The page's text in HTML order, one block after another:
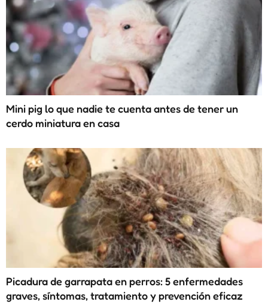
Mini pig lo que nadie te cuenta antes de tener un
cerdo miniatura en casa
Picadura de garrapata en perros: 5 enfermedades
graves, síntomas, tratamiento y prevención eficaz